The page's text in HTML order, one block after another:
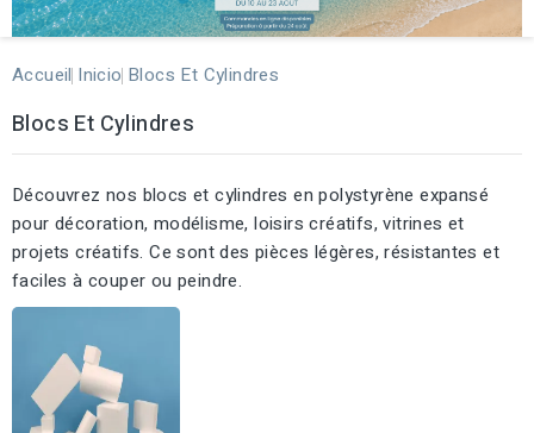
Accueil Inicio Blocs Et Cylindres
Blocs Et Cylindres
Découvrez nos blocs et cylindres en polystyrène expansé
pour décoration, modélisme, loisirs créatifs, vitrines et
projets créatifs. Ce sont des pièces légères, résistantes et
faciles à couper ou peindre.